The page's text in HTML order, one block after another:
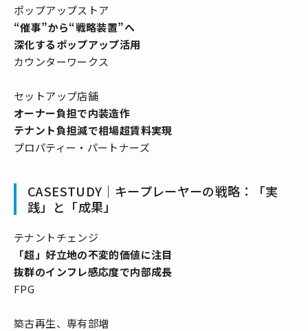
ポップアップストア
“催事”から“戦略装置”へ
深化するポップアップ活用
カウンターワークス
セットアップ店舗
オーナー負担で内装造作
テナント負担減で相場超賃料実現
プロパティー・パートナーズ
CASESTUDY｜キープレーヤーの戦略：「実
践」と「成果」
テナントチェンジ
「超」好立地の不変的価値に注目
抜群のインフレ感応度で内部成長
FPG
築古再生、専有部増